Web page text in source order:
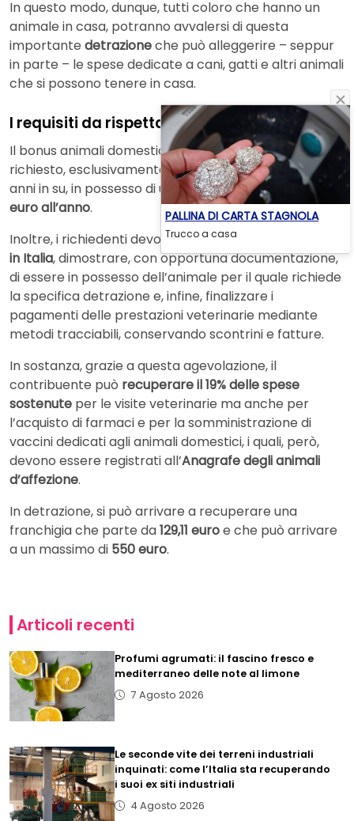
In questo modo, dunque, tutti coloro che hanno un
animale in casa, potranno avvalersi di questa
importante detrazioneche può alleggerire – seppur
in parte – le spese dedicate a cani, gatti e altri animali
che si possono tenere in casa.
I requisiti da rispettare
Il bonus animali domestici 2025, dunque, può essere
richiesto, esclusivamente, dai cittadini italiani dai 65
anni in su, in possesso di un
ISEEche non superi i16.215
euro all’anno.
Inoltre, i richiedenti devono avereregolare residenza
in Italia, dimostrare, con opportuna documentazione,
di essere in possesso dell’animale per il quale richiede
la specifica detrazione e, infine, finalizzare i
pagamenti delle prestazioni veterinarie mediante
metodi tracciabili, conservando scontrini e fatture.
In sostanza, grazie a questa agevolazione, il
contribuente può recuperare il 19% delle spese
sostenute per le visite veterinarie ma anche per
l’acquisto di farmaci e per la somministrazione di
vaccini dedicati agli animali domestici, i quali, però,
devono essere registrati all’Anagrafe degli animali
d’affezione.
In detrazione, si può arrivare a recuperare una
franchigia che parte da129,11 euroe che può arrivare
a un massimo di 550 euro.
Articoli recenti
Profumi agrumati: il fascino fresco e
mediterraneo delle note al limone
7 Agosto 2026
Le seconde vite dei terreni industriali
inquinati: come l’Italia sta recuperando
i suoi ex siti industriali
4 Agosto 2026
PALLINA DI CARTA STAGNOLA
Trucco a casa